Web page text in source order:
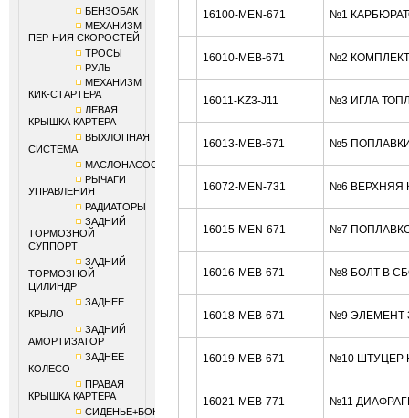
БЕНЗОБАК
МЕХАНИЗМ
ПЕР-НИЯ СКОРОСТЕЙ
ТРОСЫ
РУЛЬ
МЕХАНИЗМ
КИК-СТАРТЕРА
ЛЕВАЯ
КРЫШКА КАРТЕРА
ВЫХЛОПНАЯ
СИСТЕМА
МАСЛОНАСОС
РЫЧАГИ
УПРАВЛЕНИЯ
РАДИАТОРЫ
ЗАДНИЙ
ТОРМОЗНОЙ
СУППОРТ
ЗАДНИЙ
ТОРМОЗНОЙ
ЦИЛИНДР
ЗАДНЕЕ
КРЫЛО
ЗАДНИЙ
АМОРТИЗАТОР
ЗАДНЕЕ
КОЛЕСО
ПРАВАЯ
КРЫШКА КАРТЕРА
СИДЕНЬЕ+БОКОВИНЫ
16100-MEN-671 №1
16010-MEB-671 №2 КОМПЛЕКТ
16011-KZ3-J11 №3 ИГЛА
16013-MEB-671 №5 ПОПЛАВКИ
16072-MEN-731 №6 ВЕРХНЯЯ
16015-MEN-671 №7
16016-MEB-671 №8 БОЛТ В
16018-MEB-671 №9 ЭЛЕМЕНТ
16019-MEB-671 №10 ШТУЦЕР
16021-MEB-771 №11